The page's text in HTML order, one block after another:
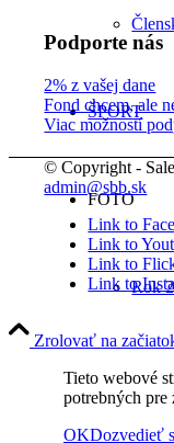
ŠPORT
FOTO
Rok
Rok
Podporte nás
2% z vašej dane
Fond chcem, ale
Viac možností
© Copyright -
admin@sbb.sk
Link to
Link to
Link to
Link to
Zrolovať na
Tieto webové
potrebných pre
OKDozvedieť